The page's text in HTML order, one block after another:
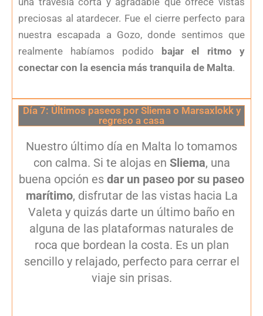
preciosas al atardecer. Fue el cierre perfecto para
nuestra escapada a Gozo, donde sentimos que
realmente habíamos podido
bajar el ritmo y
conectar con la esencia más tranquila de Malta.
Día 7: Últimos paseos por Sliema o Marsaxlokk y
regreso a casa
Nuestro último día en Malta lo tomamos
con calma. Si te alojas en Sliema, una
buena opción es dar un paseo por su paseo
marítimo, disfrutar de las vistas hacia La
Valeta y quizás darte un último baño en
alguna de las plataformas naturales de
roca que bordean la costa. Es un plan
sencillo y relajado, perfecto para cerrar el
viaje sin prisas.